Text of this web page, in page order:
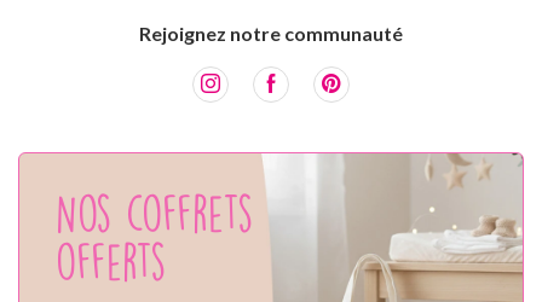
Rejoignez notre communauté
Nos coffrets
offerts